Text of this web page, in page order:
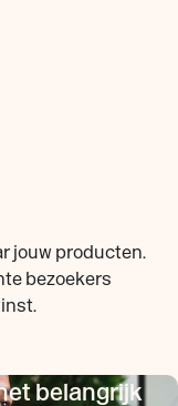
jouw producten.
bezoekers
belangrijk